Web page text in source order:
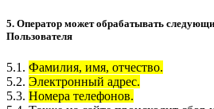
5. Оператор может обрабатывать
Пользователя
5.1. Фамилия, имя, отчество.
5.2. Электронный адрес.
5.3. Номера телефонов.